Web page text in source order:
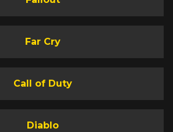
Far Cry
Call of Duty
Diablo